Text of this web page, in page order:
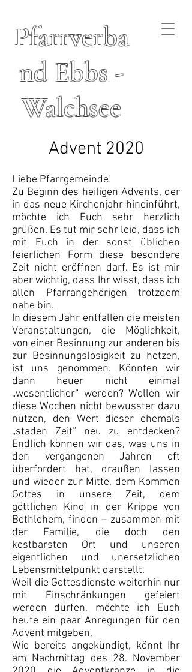
Pfarrverba
nd Ebbs -
Walchsee
Advent 2020
Liebe Pfarrgemeinde!
Zu Beginn des heiligen Advents, der
in das neue Kirchenjahr hineinführt,
möchte ich Euch sehr herzlich
grüßen. Es tut mir sehr leid, dass ich
mit Euch in der sonst üblichen
feierlichen Form diese besondere
Zeit nicht eröffnen darf. Es ist mir
aber wichtig, dass Ihr wisst, dass ich
allen Pfarrangehörigen trotzdem
nahe bin.
In diesem Jahr entfallen die meisten
Veranstaltungen, die Möglichkeit,
von einer Besinnung zur anderen bis
zur Besinnungslosigkeit zu hetzen,
ist uns genommen. Könnten wir
dann heuer nicht einmal
„wesentlicher“ werden? Wollen wir
diese Wochen nicht bewusster dazu
nützen, den Wert dieser ehemals
„staden Zeit“ neu zu entdecken?
Endlich können wir das, was uns in
den vergangenen Jahren oft
überfordert hat, draußen lassen
und wieder zur Mitte, dem Kommen
Gottes in unsere Zeit, dem
göttlichen Kind in der Krippe von
Bethlehem, finden – zusammen mit
der Familie, die doch den
kostbarsten Ort und unseren
eigentlichen und unersetzlichen
Lebensmittelpunkt darstellt.
Weil die Gottesdienste weiterhin nur
mit Einschränkungen gefeiert
werden dürfen, möchte ich Euch
heute ein paar Anregungen für den
Advent mitgeben.
Wie bereits angekündigt, könnt Ihr
am Nachmittag des 28. November